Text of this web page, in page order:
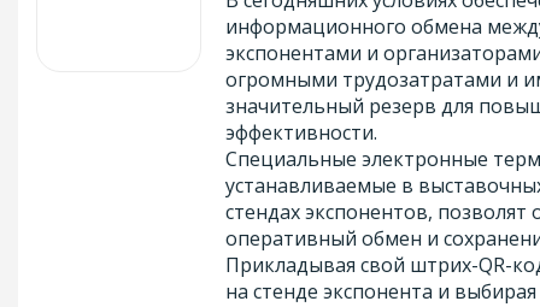
информационного обмена
экспонентами и
огромными трудозатратами и
значительный резерв для
эффективности.
Специальные электронные
устанавливаемые в
стендах экспонентов, позволят
оперативный обмен и
Прикладывая свой штрих-QR-
на стенде экспонента и